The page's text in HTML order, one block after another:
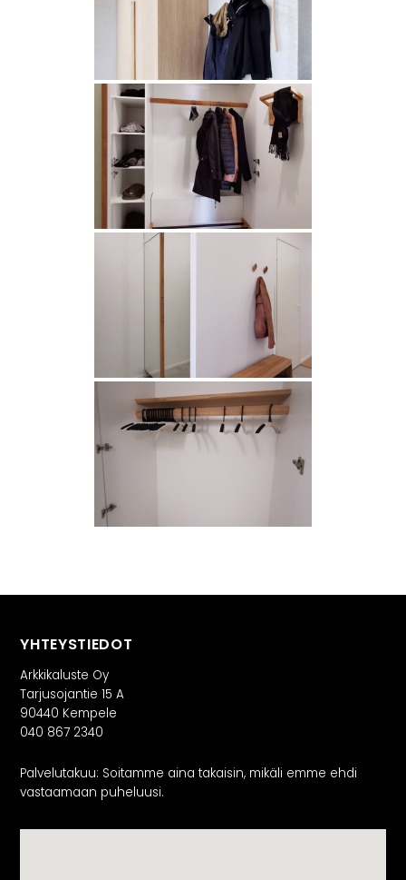
YHTEYSTIEDOT
Arkkikaluste Oy
Tarjusojantie 15 A
90440 Kempele
040 867 2340
Palvelutakuu: Soitamme aina takaisin, mikäli emme ehdi
vastaamaan puheluusi.